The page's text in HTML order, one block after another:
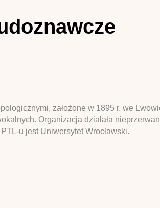
założone w 1895 r. we
Organizacja działała
u jest Uniwersytet Wrocławski.